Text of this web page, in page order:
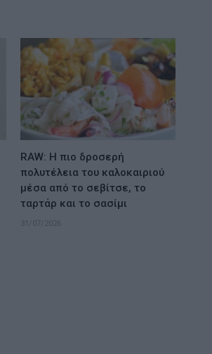
RAW: Η πιο δροσερή
πολυτέλεια του καλοκαιριού
μέσα από το σεβίτσε, το
ταρτάρ και το σασίμι
31/07/2026